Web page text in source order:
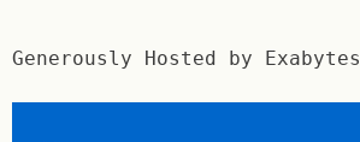
Generously Hosted by Exabytes